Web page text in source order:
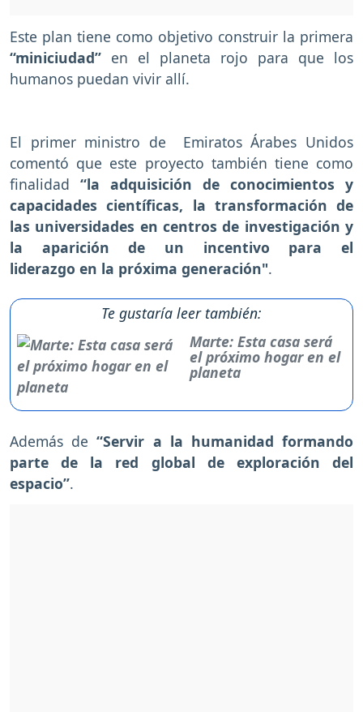
Este plan tiene como objetivo construir la primera
“miniciudad” en el planeta rojo para que los
humanos puedan vivir allí.
El primer ministro de Emiratos Árabes Unidos
comentó que este proyecto también tiene como
finalidad “la adquisición de conocimientos y
capacidades científicas, la transformación de
las universidades en centros de investigación y
la aparición de un incentivo para el
liderazgo en la próxima generación".
Te gustaría leer también:
Marte: Esta casa será
el próximo hogar en el
planeta
Además de“Servir a la humanidad formando
parte de la red global de exploración del
espacio”.